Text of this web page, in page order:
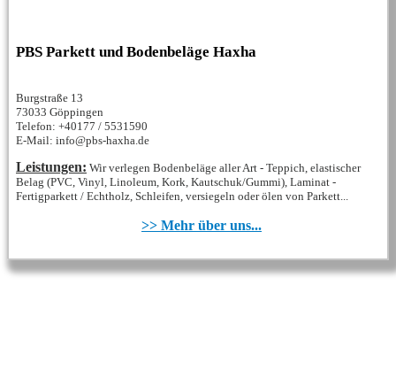
PBS Parkett und Bodenbeläge Haxha
Burgstraße 13
73033 Göppingen
Telefon: +40177 / 5531590
E-Mail: info@pbs-haxha.de
Leistungen: Wir verlegen Bodenbeläge aller Art - Teppich, elastischer
Belag (PVC, Vinyl, Linoleum, Kork, Kautschuk/Gummi), Laminat -
Fertigparkett / Echtholz, Schleifen, versiegeln oder ölen von Parkett...
>> Mehr über uns...